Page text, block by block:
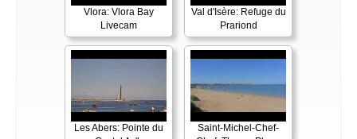
Vlora: Vlora Bay
Livecam
Val d'Isère: Refuge du
Prariond
Les Abers: Pointe du
Saint-Michel-Chef-